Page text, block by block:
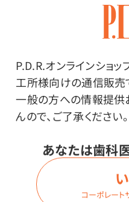
P.D.R.オンラインショ
工所様向けの通信販売
一般の方への情報提供
んので、ご了承ください。
あなたは歯科
コーポレート
2XL
価格はログイン後表示
ログイン
商
在庫